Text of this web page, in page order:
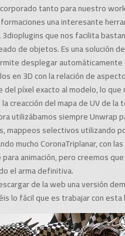
tanto para nuestro
una interesante
3dioplugins que nos facilita
de objetos. Es una solución
desplegar automáticamente
en 3D con la relación de
del píxel exacto al modelo, lo que
creacción del mapa de UV de la
ra utilizábamos siempre Unwrap
mappeos selectivos utilizando
mucho CoronaTriplanar, con
animación, pero creemos
el arma definitiva.
de la web una versión
lo fácil que es trabajar con esta